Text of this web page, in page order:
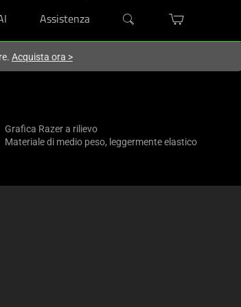
Assistenza
Acquista ora >
Grafica Razer a rilievo
Materiale di medio peso, leggermente elastico